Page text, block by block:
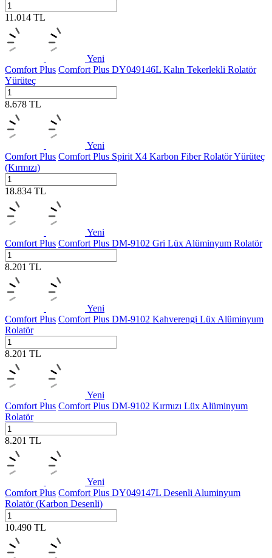
11.014 TL
Yeni
Comfort Plus Comfort Plus DY049146L Kalın Tekerlekli Rolatör
Yürüteç
8.678 TL
Yeni
Comfort Plus Comfort Plus Spirit X4 Karbon Fiber Rolatör Yürüteç
(Kırmızı)
18.834 TL
Yeni
Comfort Plus Comfort Plus DM-9102 Gri Lüx Alüminyum Rolatör
8.201 TL
Yeni
Comfort Plus Comfort Plus DM-9102 Kahverengi Lüx Alüminyum
Rolatör
8.201 TL
Yeni
Comfort Plus Comfort Plus DM-9102 Kırmızı Lüx Alüminyum
Rolatör
8.201 TL
Yeni
Comfort Plus Comfort Plus DY049147L Desenli Aluminyum
Rolatör (Karbon Desenli)
10.490 TL